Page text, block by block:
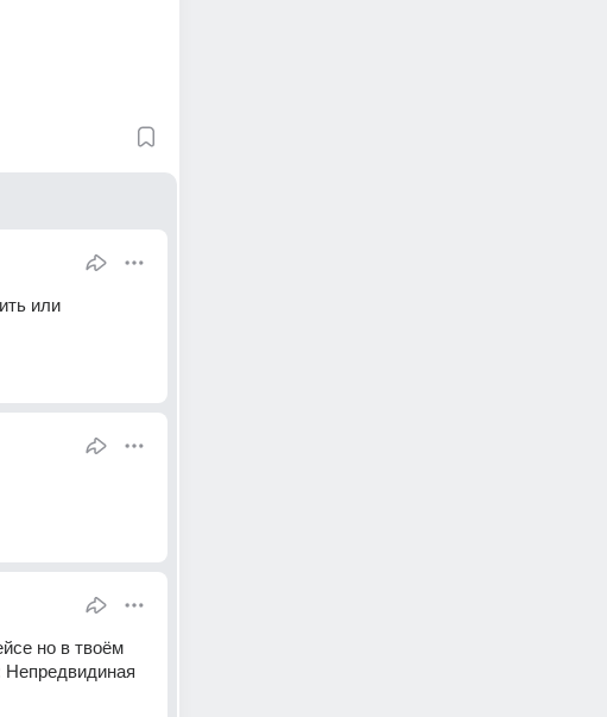
или
но в твоём
Непредвидиная